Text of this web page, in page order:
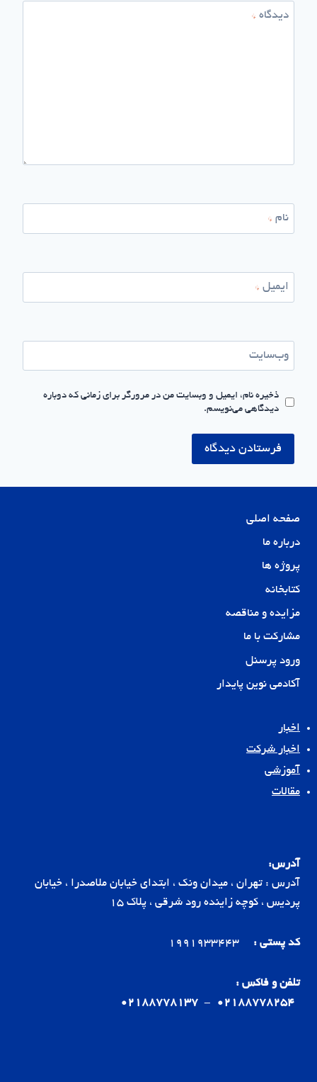
دیدگاه *
نام *
ایمیل *
وب‌سایت
ذخیره نام، ایمیل و وبسایت من در مرورگر برای زمانی که دوباره
دیدگاهی می‌نویسم.
صفحه اصلی
درباره ما
پروژه ها
کتابخانه
مزایده و مناقصه
مشارکت با ما
ورود پرسنل
آکادمی نوین پایدار
اخبار
اخبار شرکت
آموزشی
مقالات
آدرس:
آدرس : تهران ، میدان ونک ، ابتدای خیابان ملاصدرا ، خیابان
پردیس ، کوچه زاینده رود شرقی ، پلاک 15
کد پستی :
تلفن و فاکس :
02188778254
-
02188778137